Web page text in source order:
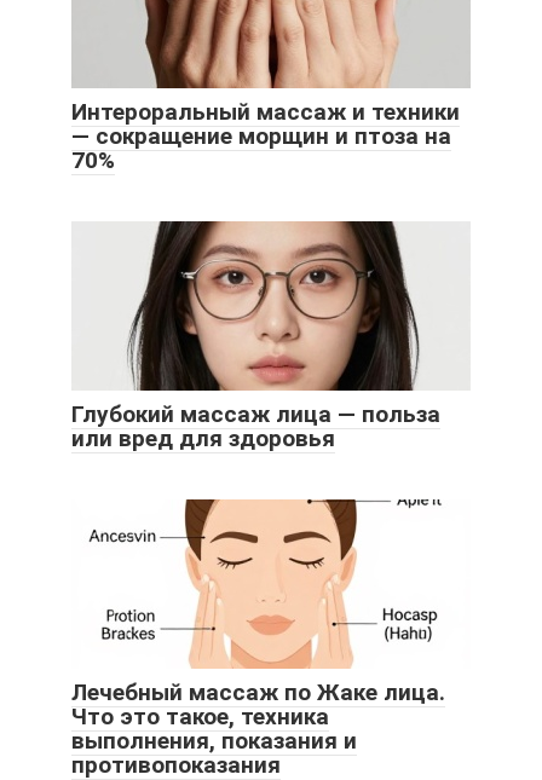
Интероральный массаж и техники
— сокращение морщин и птоза на
70%
Глубокий массаж лица — польза
или вред для здоровья
Лечебный массаж по Жаке лица.
Что это такое, техника
выполнения, показания и
противопоказания